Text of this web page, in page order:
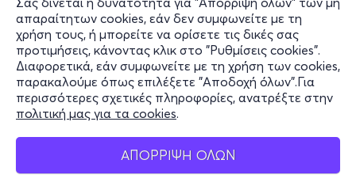
απαραίτητων cookies, εάν δεν συμφωνείτε με τη
χρήση τους, ή μπορείτε να ορίσετε τις δικές σας
προτιμήσεις, κάνοντας κλικ στο "Ρυθμίσεις cookies".
Διαφορετικά, εάν συμφωνείτε με τη χρήση των cookies,
παρακαλούμε όπως επιλέξετε "Αποδοχή όλων".Για
περισσότερες σχετικές πληροφορίες, ανατρέξτε στην
πολιτική μας για τα cookies.
ΑΠΟΡΡΙΨΗ ΟΛΩΝ